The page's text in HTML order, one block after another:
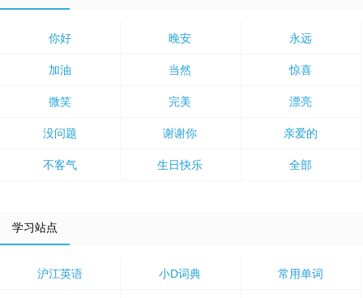
你好 晚安 永远
加油 当然 惊喜
微笑 完美 漂亮
没问题 谢谢你 亲爱的
不客气 生日快乐 全部
学习站点
沪江英语 小D词典 常用单词